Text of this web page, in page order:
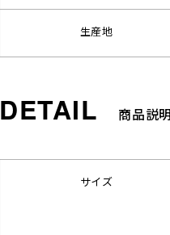
生産地
商品説明
サイズ